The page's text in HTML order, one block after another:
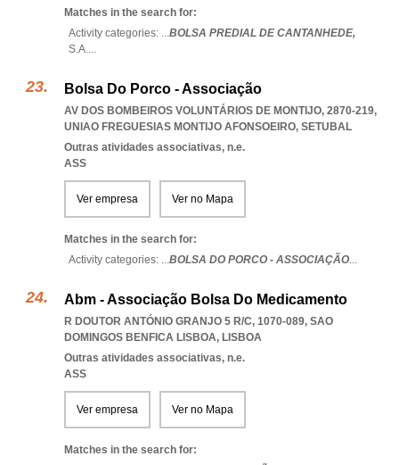
Matches in the search for:
Activity categories: ...BOLSA PREDIAL DE CANTANHEDE,
S.A....
Bolsa Do Porco - Associação
AV DOS BOMBEIROS VOLUNTÁRIOS DE MONTIJO, 2870-219,
UNIAO FREGUESIAS MONTIJO AFONSOEIRO, SETUBAL
Outras atividades associativas, n.e.
ASS
Ver empresa Ver no Mapa
Matches in the search for:
Activity categories: ...BOLSA DO PORCO - ASSOCIAÇÃO...
Abm - Associação Bolsa Do Medicamento
R DOUTOR ANTÓNIO GRANJO 5 R/C, 1070-089, SAO
DOMINGOS BENFICA LISBOA, LISBOA
Outras atividades associativas, n.e.
ASS
Ver empresa Ver no Mapa
Matches in the search for: